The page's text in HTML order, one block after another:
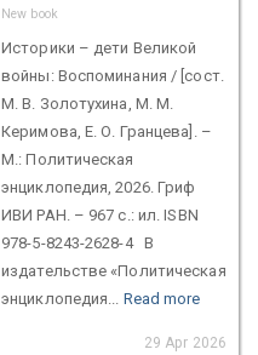
New book
Историки – дети Великой
войны: Воспоминания / [сост.
М. В. Золотухина, М. М.
Керимова, Е. О. Гранцева]. –
М.: Политическая
энциклопедия, 2026. Гриф
ИВИ РАН. – 967 с.: ил. ISBN
978-5-8243-2628-4 В
издательстве «Политическая
энциклопедия... Read more
29 Apr 2026